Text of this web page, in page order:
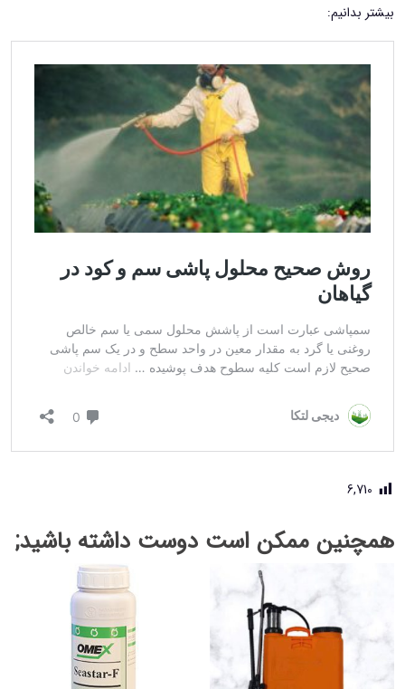
بیشتر بدانیم:
6,710
همچنین ممکن است دوست داشته باشید;